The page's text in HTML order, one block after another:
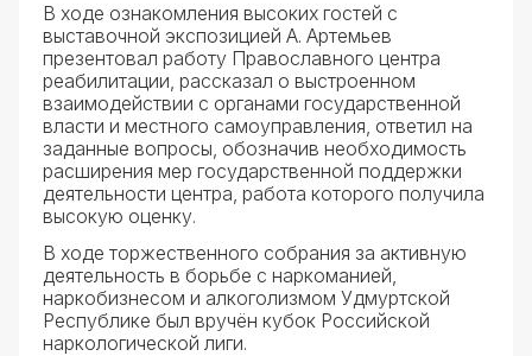
В ходе ознакомления высоких гостей с
выставочной экспозицией А. Артемьев
презентовал работу Православного центра
реабилитации, рассказал о выстроенном
взаимодействии с органами государственной
власти и местного самоуправления, ответил на
заданные вопросы, обозначив необходимость
расширения мер государственной поддержки
деятельности центра, работа которого получила
высокую оценку.
В ходе торжественного собрания за активную
деятельность в борьбе с наркоманией,
наркобизнесом и алкоголизмом Удмуртской
Республике был вручён кубок Российской
наркологической лиги.